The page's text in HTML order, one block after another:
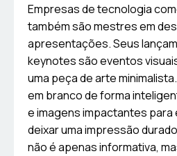
Empresas de tecnologia
também são mestres em
apresentações. Seus
keynotes são eventos
uma peça de arte
em branco de forma
e imagens impactantes para
deixar uma impressão
não é apenas informativa,